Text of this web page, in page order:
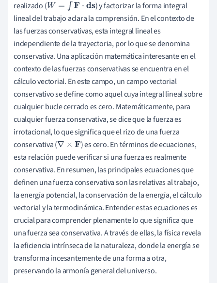
realizado (W= ∫F⋅ ds
) y factorizar la forma integral
lineal del trabajo aclara la comprensión. En el contexto de
las fuerzas conservativas, esta integral lineal es
independiente de la trayectoria, por lo que se denomina
conservativa. Una aplicación matemática interesante en el
contexto de las fuerzas conservativas se encuentra en el
cálculo vectorial. En este campo, un campo vectorial
conservativo se define como aquel cuya integral lineal sobre
cualquier bucle cerrado es cero. Matemáticamente, para
cualquier fuerza conservativa, se dice que la fuerza es
irrotacional, lo que significa que el rizo de una fuerza
conservativa (∇× F
) es cero. En términos de ecuaciones,
esta relación puede verificar si una fuerza es realmente
conservativa. En resumen, las principales ecuaciones que
definen una fuerza conservativa son las relativas al trabajo,
la energía potencial, la conservación de la energía, el cálculo
vectorial y la termodinámica. Entender estas ecuaciones es
crucial para comprender plenamente lo que significa que
una fuerza sea conservativa. A través de ellas, la física revela
la eficiencia intrínseca de la naturaleza, donde la energía se
transforma incesantemente de una forma a otra,
preservando la armonía general del universo.